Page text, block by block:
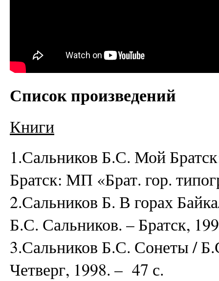
Список произведений
Книги
1.Сальников Б.С. Мой
Братск: МП «Брат. гор.
2.Сальников Б. В горах
Б.С. Сальников. – Братск,
3.Сальников Б.С. Сонеты /
Четверг, 1998. – 47 с.